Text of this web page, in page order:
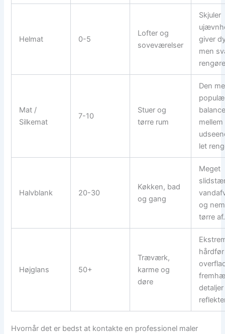
Helmat 0-5
Lofter og
soveværelser
Skjuler
giver
men
Mat /
Silkemat
7-10
Stuer og
tørre rum
Den
mellem
let
Halvblank 20-30
Køkken, bad
og gang
Meget
og
tørre af.
Højglans 50+
Træværk,
karme og
døre
hårdfør
Hvornår det er bedst at kontakte en professionel maler